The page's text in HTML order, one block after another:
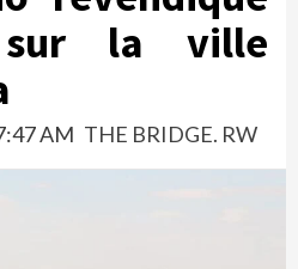
sur la ville
AM THE BRIDGE. RW